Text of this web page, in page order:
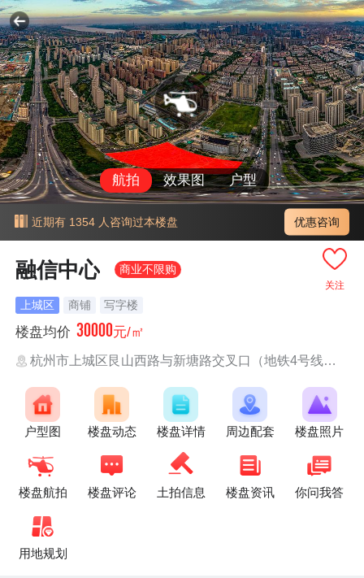
航拍 效果图 户型
近期有 1354 人咨询过本楼盘 优惠咨询
关注
融信中心 商业不限购
上城区 商铺 写字楼
楼盘均价 30000元/㎡
杭州市上城区艮山西路与新塘路交叉口（地铁4号线新塘路站）
户型图 楼盘动态 楼盘详情 周边配套 楼盘照片
楼盘航拍 楼盘评论 土拍信息 楼盘资讯 你问我答
用地规划